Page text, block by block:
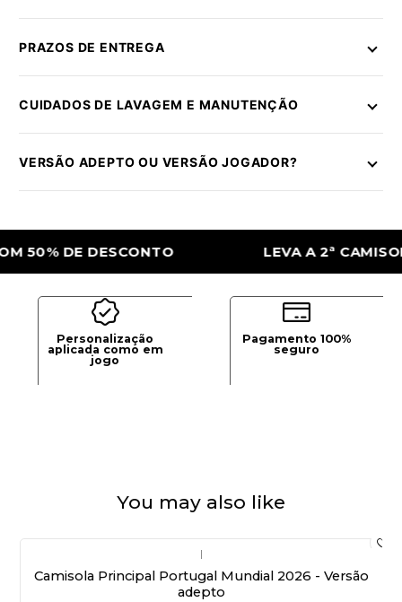
PRAZOS DE ENTREGA
CUIDADOS DE LAVAGEM E MANUTENÇÃO
VERSÃO ADEPTO OU VERSÃO JOGADOR?
DESCONTO LEVA A 2ª CAMISOLA COM
Personalização
aplicada como em
jogo
Pagamento 100%
seguro
You may also like
Camisola Principal Portugal Mundial 2026 - Versão
adepto